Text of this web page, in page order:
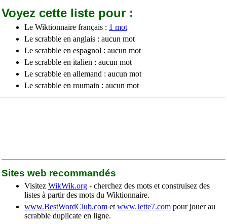
Voyez cette liste pour :
Le Wiktionnaire français : 1 mot
Le scrabble en anglais : aucun mot
Le scrabble en espagnol : aucun mot
Le scrabble en italien : aucun mot
Le scrabble en allemand : aucun mot
Le scrabble en roumain : aucun mot
Sites web recommandés
Visitez WikWik.org - cherchez des mots et construisez des
listes à partir des mots du Wiktionnaire.
www.BestWordClub.com et www.Jette7.com pour jouer au
scrabble duplicate en ligne.